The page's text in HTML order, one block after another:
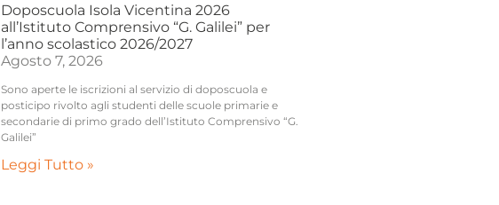
Doposcuola Isola Vicentina 2026
all’Istituto Comprensivo “G. Galilei” per
l’anno scolastico 2026/2027
Agosto 7, 2026
Sono aperte le iscrizioni al servizio di doposcuola e
posticipo rivolto agli studenti delle scuole primarie e
secondarie di primo grado dell’Istituto Comprensivo “G.
Galilei”
Leggi Tutto »